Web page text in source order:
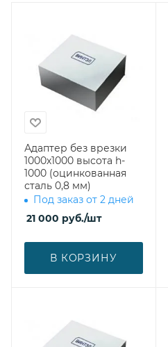
Адаптер без врезки
1000х1000 высота h-
1000 (оцинкованная
сталь 0,8 мм)
Под заказ от 2 дней
21 000 руб./шт
В КОРЗИНУ